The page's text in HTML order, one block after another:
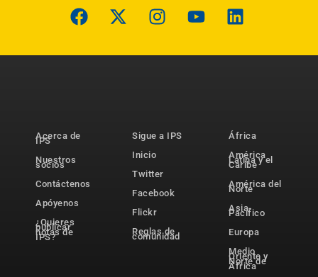
Acerca de
IPS
Nuestros
socios
Contáctenos
Apóyenos
¿Quieres
publicar
notas de
IPS?
Sigue a IPS
Inicio
Twitter
Facebook
Flickr
Reglas de
comunidad
África
América
Latina y el
Caribe
América del
Norte
Asia-
Pacífico
Europa
Medio
Oriente y
Norte de
África